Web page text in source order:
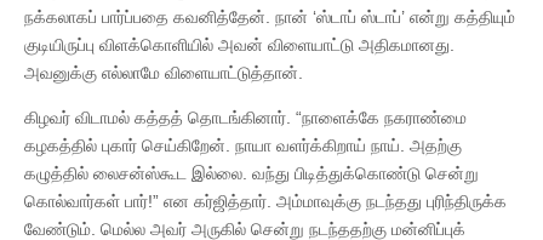
நக்கலாகப் பார்ப்பதை கவனித்தேன். நான் ‘ஸ்டாப் ஸ்டாப்’ என்று கத்தியும்
குடியிருப்பு விளக்கொளியில் அவன் விளையாட்டு அதிகமானது.
அவனுக்கு எல்லாமே விளையாட்டுத்தான்.
கிழவர் விடாமல் கத்தத் தொடங்கினார். “நாளைக்கே நகராண்மை
கழகத்தில் புகார் செய்கிறேன். நாயா வளர்க்கிறாய் நாய். அதற்கு
கழுத்தில் லைசன்ஸ்கூட இல்லை. வந்து பிடித்துக்கொண்டு சென்று
கொல்வார்கள் பார்!” என கர்ஜித்தார். அம்மாவுக்கு நடந்தது புரிந்திருக்க
வேண்டும். மெல்ல அவர் அருகில் சென்று நடந்ததற்கு மன்னிப்புக்